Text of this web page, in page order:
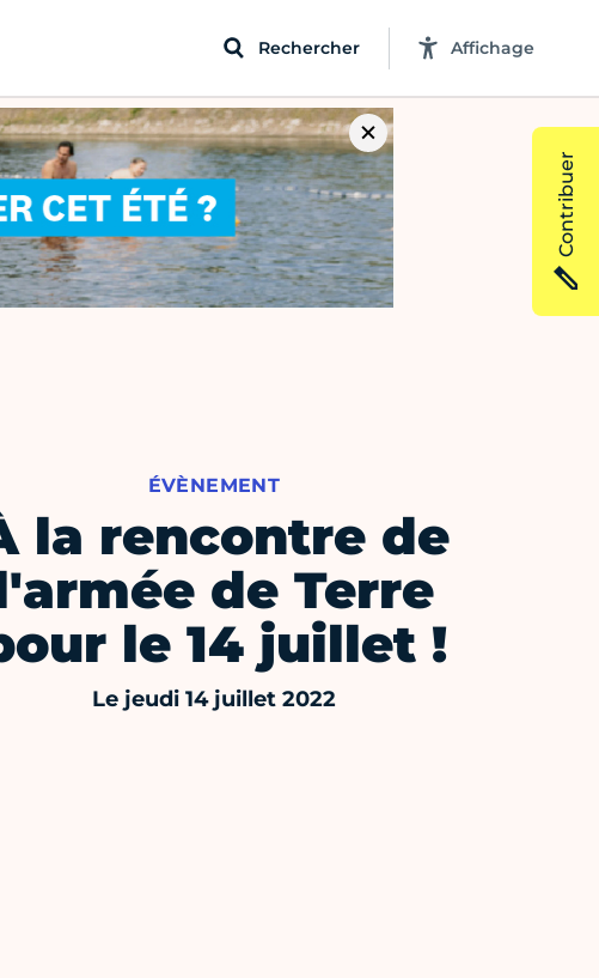
Rechercher Affichage
ÉVÈNEMENT
la rencontre de
de Terre
le 14 juillet !
Le jeudi 14 juillet 2022
Contribuer